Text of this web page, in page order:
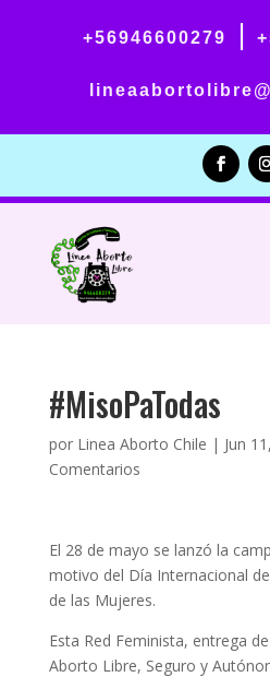
+56946600279 |
#MisoPaTodas
por Linea Aborto Chile | Jun
Comentarios
El 28 de mayo se lanzó la
motivo del Día Internacional
de las Mujeres.
Esta Red Feminista, entrega
Aborto Libre, Seguro y